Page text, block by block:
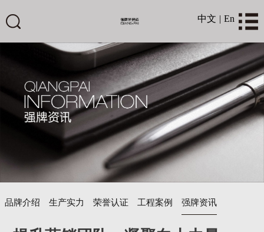
中文 | En
品牌介绍 生产实力 荣誉认证 工程案例 强牌资讯